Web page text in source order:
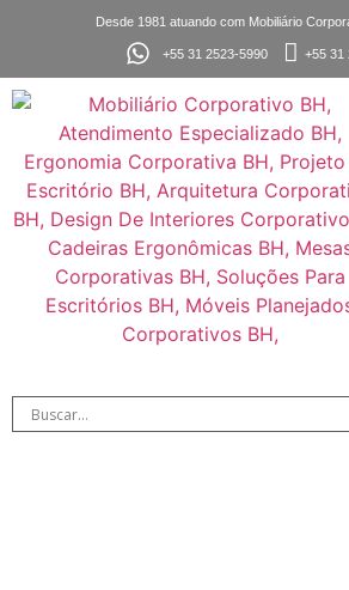
Desde 1981 atuando com Mobiliário
+55 31 2523-5990 +55 31